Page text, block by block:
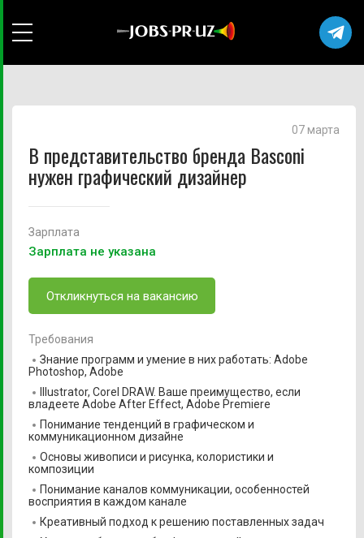
В представительство бренда Basconi
нужен графический дизайнер
07 марта
Зарплата
Зарплата не указана
Откликнуться на вакансию
Требования
Знание программ и умение в них работать: Adobe
Photoshop, Adobe
Illustrator, Corel DRAW. Ваше преимущество, если
владеете Adobe After Effect, Adobe Premiere
Понимание тенденций в графическом и
коммуникационном дизайне
Основы живописи и рисунка, колористики и
композиции
Понимание каналов коммуникации, особенностей
восприятия в каждом канале
Креативный подход к решению поставленных задач